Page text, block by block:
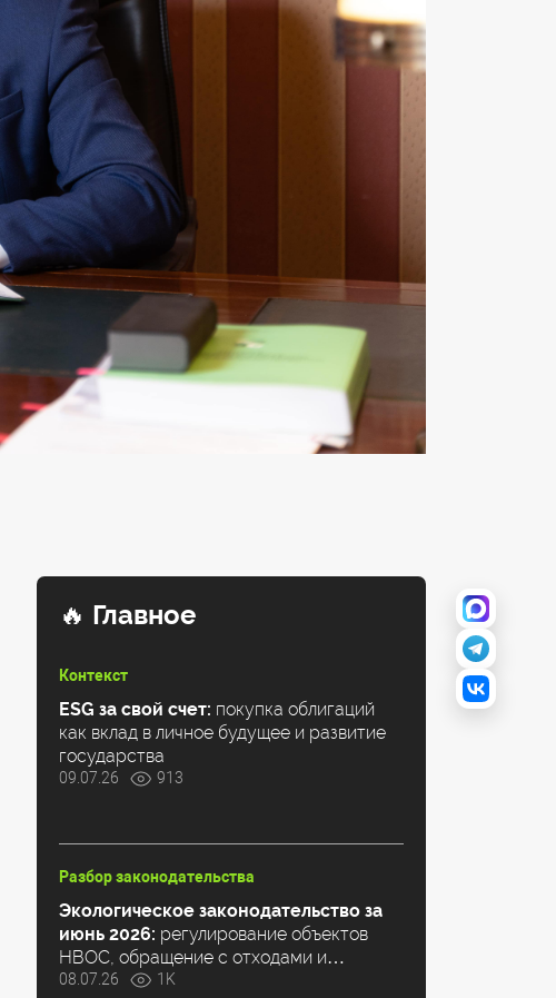
🔥 Главное
Контекст
ESG за свой счет: покупка облигаций
как вклад в личное будущее и развитие
государства
09.07.26 913
Разбор законодательства
Экологическое законодательство за
июнь 2026: регулирование объектов
НВОС, обращение с отходами и
климатическая повестка
08.07.26 1K